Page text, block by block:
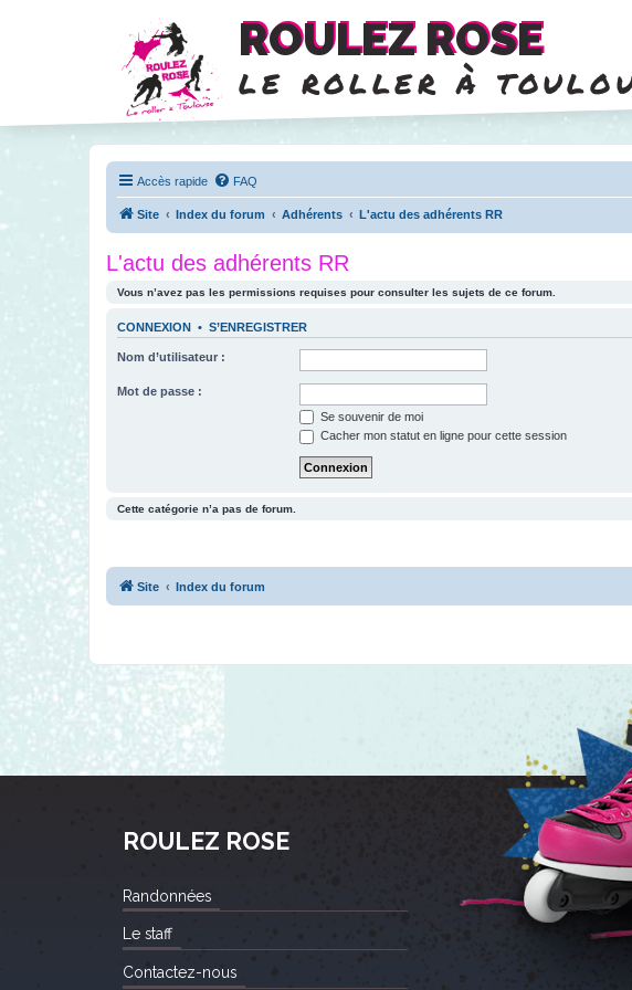
ROULEZ ROSE
le roller à
Accès rapide FAQ
Site Index du forum Adhérents L'actu des adhérents RR
L'actu des adhérents RR
Vous n’avez pas les permissions requises pour consulter les sujets de ce forum.
CONNEXION • S’ENREGISTRER
Nom d’utilisateur :
Mot de passe :
Se souvenir de moi
Cacher mon statut en ligne pour cette session
Cette catégorie n’a pas de forum.
Site Index du forum
ROULEZ ROSE
Randonnées
Le staff
Contactez-nous